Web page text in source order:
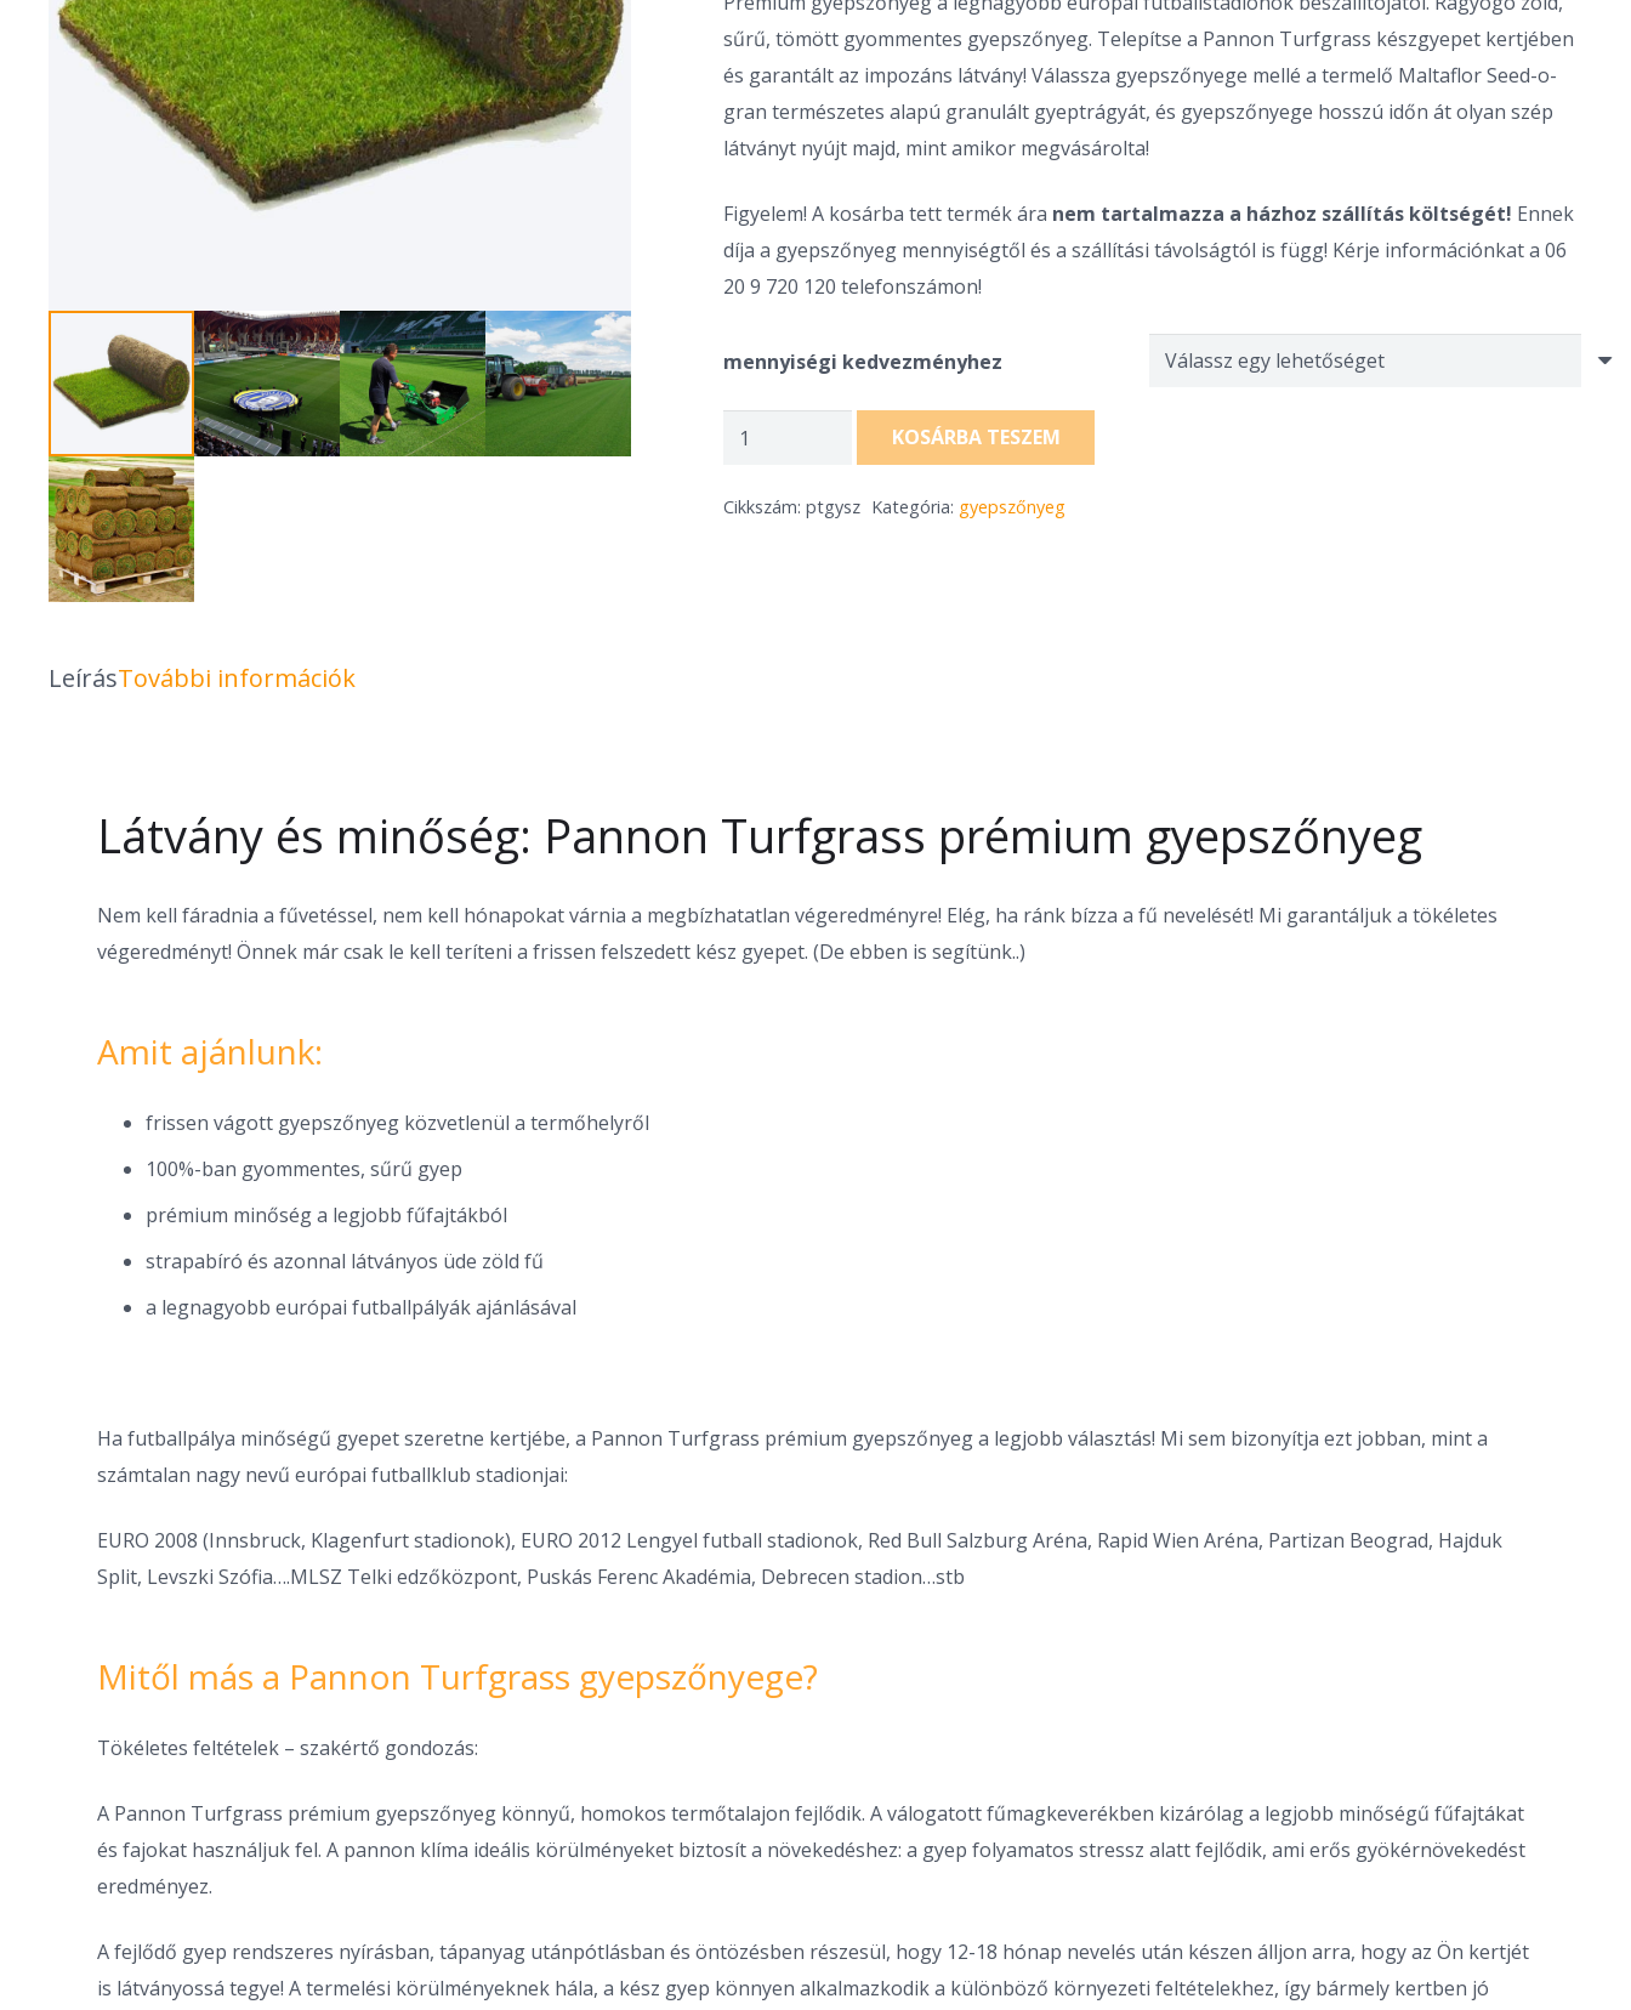
1890 Ft
sűrű, tömött gyommentes gyepszőnyeg. Telepítse a Pannon Turfgrass készgyepet kertjében
és garantált az impozáns látvány! Válassza gyepszőnyege mellé a termelő Maltaflor Seed-o-
gran természetes alapú granulált gyeptrágyát, és gyepszőnyege hosszú időn át olyan szép
látványt nyújt majd, mint amikor megvásárolta!
Figyelem! A kosárba tett termék ára nem tartalmazza a házhoz szállítás költségét! Ennek
díja a gyepszőnyeg mennyiségtől és a szállítási távolságtól is függ! Kérje információnkat a 06
20 9 720 120 telefonszámon!
mennyiségi kedvezményhez
Pannon
prémium
KOSÁRBA TESZEM
Cikkszám:ptgysz Kategória: gyepszőnyeg
LeírásTovábbi információk
Látvány és minőség: Pannon Turfgrass prémium gyepszőnyeg
Nem kell fáradnia a fűvetéssel, nem kell hónapokat várnia a megbízhatatlan végeredményre! Elég, ha ránk bízza a fű nevelését! Mi garantáljuk a tökéletes
végeredményt! Önnek már csak le kell teríteni a frissen felszedett kész gyepet. (De ebben is segítünk..)
Amit ajánlunk:
frissen vágott gyepszőnyeg közvetlenül a termőhelyről
100%-ban gyommentes, sűrű gyep
prémium minőség a legjobb fűfajtákból
strapabíró és azonnal látványos üde zöld fű
a legnagyobb európai futballpályák ajánlásával
Ha futballpálya minőségű gyepet szeretne kertjébe, a Pannon Turfgrass prémium gyepszőnyeg a legjobb választás! Mi sem bizonyítja ezt jobban, mint a
számtalan nagy nevű európai futballklub stadionjai:
EURO 2008 (Innsbruck, Klagenfurt stadionok), EURO 2012 Lengyel futball stadionok, Red Bull Salzburg Aréna, Rapid Wien Aréna, Partizan Beograd, Hajduk
Split, Levszki Szófia….MLSZ Telki edzőközpont, Puskás Ferenc Akadémia, Debrecen stadion…stb
Mitől más a Pannon Turfgrass gyepszőnyege?
Tökéletes feltételek – szakértő gondozás:
A Pannon Turfgrass prémium gyepszőnyeg könnyű, homokos termőtalajon fejlődik. A válogatott fűmagkeverékben kizárólag a legjobb minőségű fűfajtákat
és fajokat használjuk fel. A pannon klíma ideális körülményeket biztosít a növekedéshez: a gyep folyamatos stressz alatt fejlődik, ami erős gyökérnövekedést
eredményez.
A fejlődő gyep rendszeres nyírásban, tápanyag utánpótlásban és öntözésben részesül, hogy 12-18 hónap nevelés után készen álljon arra, hogy az Ön kertjét
is látványossá tegye! A termelési körülményeknek hála, a kész gyep könnyen alkalmazkodik a különböző környezeti feltételekhez, így bármely kertben jó